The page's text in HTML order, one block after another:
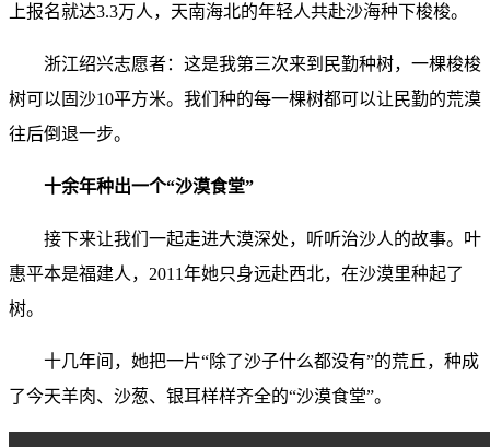
上报名就达3.3万人，天南海北的年轻人共赴沙海种下梭梭。
浙江绍兴志愿者：这是我第三次来到民勤种树，一棵梭梭
树可以固沙10平方米。我们种的每一棵树都可以让民勤的荒漠
往后倒退一步。
十余年种出一个“沙漠食堂”
接下来让我们一起走进大漠深处，听听治沙人的故事。叶
惠平本是福建人，2011年她只身远赴西北，在沙漠里种起了
树。
十几年间，她把一片“除了沙子什么都没有”的荒丘，种成
了今天羊肉、沙葱、银耳样样齐全的“沙漠食堂”。